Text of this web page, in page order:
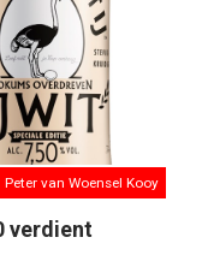
Peter van Woensel Kooy
verdient